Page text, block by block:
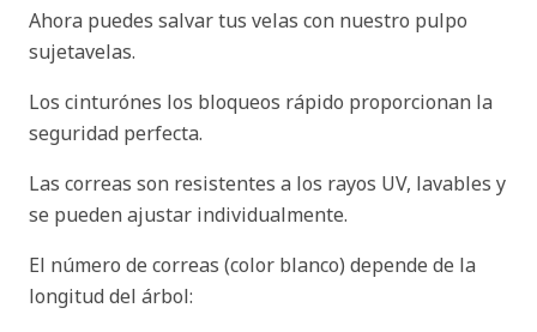
Ahora puedes salvar tus velas con nuestro pulpo
sujetavelas.
Los cinturónes los bloqueos rápido proporcionan la
seguridad perfecta.
Las correas son resistentes a los rayos UV, lavables y
se pueden ajustar individualmente.
El número de correas (color blanco) depende de la
longitud del árbol: